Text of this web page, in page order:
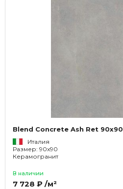
Blend Concrete Ash Ret 90x90
Италия
Размер: 90x90
Керамогранит
В наличии
7 728 ₽ /м²